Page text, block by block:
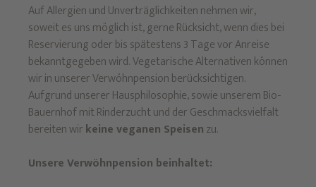
Auf Allergien und Unverträglichkeiten nehmen wir,
soweit es uns möglich ist, gerne Rücksicht, wenn dies bei
Reservierung oder bis spätestens 3 Tage vor Anreise
bekanntgegeben wird. Vegetarische Alternativen können
wir in unserer Verwöhnpension berücksichtigen.
Aufgrund unserer Hausphilosophie, sowie unserem Bio-
Bauernhof mit Rinderzucht und der Geschmacksvielfalt
bereiten wirkeine veganen Speisenzu.
Unsere Verwöhnpension beinhaltet: